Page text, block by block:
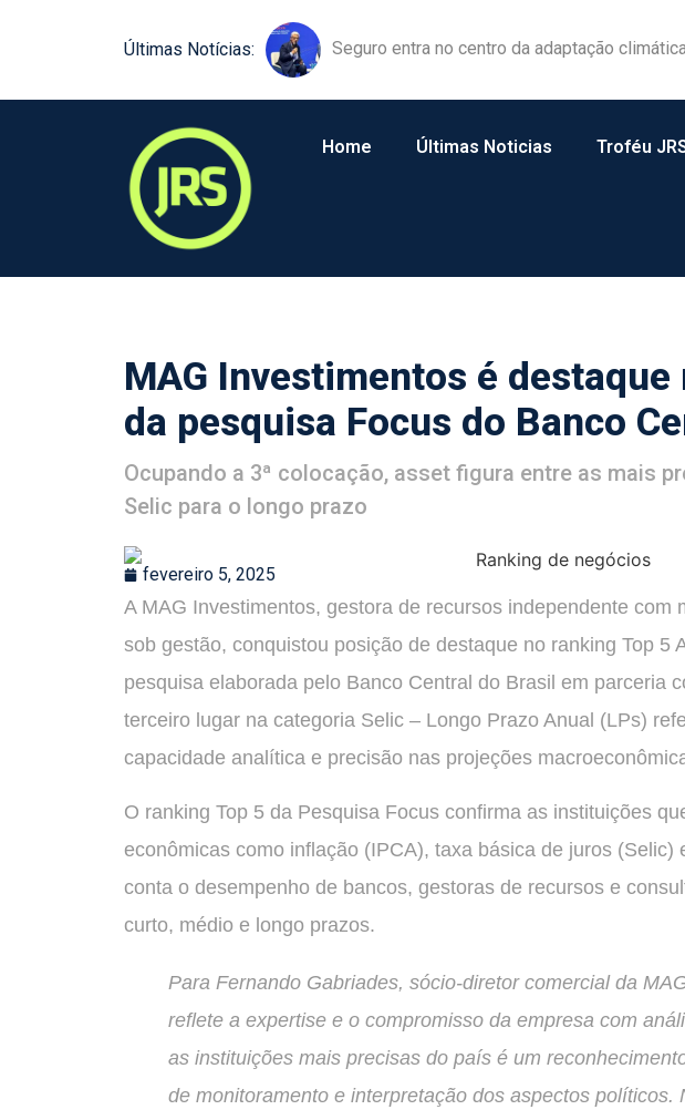
Últimas Notícias: Equipamentos agrícolas ganham
Home Últimas Noticias Troféu
MAG Investimentos é
da pesquisa Focus do Banco
Ocupando a 3ª colocação, asset figura entre as mais
Selic para o longo prazo
fevereiro 5, 2025
A MAG Investimentos, gestora de recursos independente com
sob gestão, conquistou posição de destaque no ranking Top 5
pesquisa elaborada pelo Banco Central do Brasil em parceria
terceiro lugar na categoria Selic – Longo Prazo Anual (LPs)
capacidade analítica e precisão nas projeções
O ranking Top 5 da Pesquisa Focus confirma as instituições
econômicas como inflação (IPCA), taxa básica de juros (Selic)
conta o desempenho de bancos, gestoras de recursos e
curto, médio e longo prazos.
Para Fernando Gabriades, sócio-diretor comercial da
reflete a expertise e o compromisso da empresa com
as instituições mais precisas do país é um
de monitoramento e interpretação dos aspectos políticos.